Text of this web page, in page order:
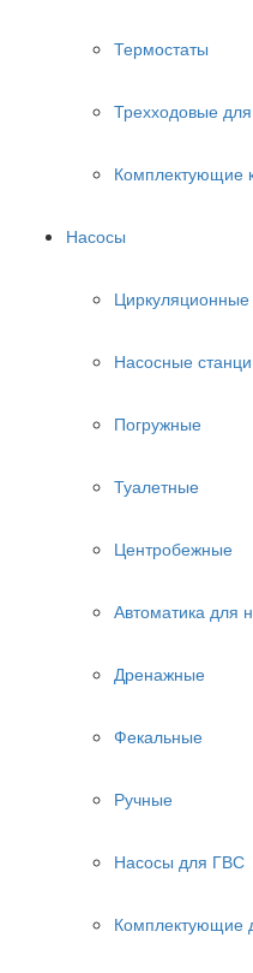
Термостаты
Трехходовые
Комплектующие
Насосы
Циркуляционные
Насосные
Погружные
Туалетные
Центробежные
Автоматика для
Дренажные
Фекальные
Ручные
Насосы для ГВС
Комплектующие